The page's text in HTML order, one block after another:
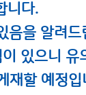
니다.
음을 알려드
있으니 유
재할 예정입